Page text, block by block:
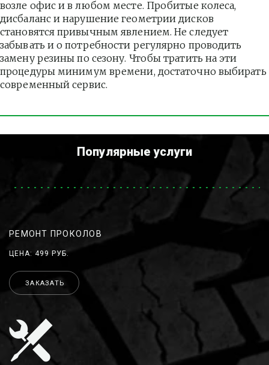
возле офис и в любом месте. Пробитые колеса,
дисбаланс и нарушение геометрии дисков
становятся привычным явлением. Не следует
забывать и о потребности регулярно проводить
замену резины по сезону. Чтобы тратить на эти
процедуры минимум времени, достаточно выбирать
современный сервис.
Популярные услуги
РЕМОНТ ПРОКОЛОВ
ЦЕНА: 499 РУБ.
ЗАКАЗАТЬ